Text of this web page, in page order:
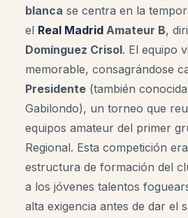
blanca se centra en la
el Real Madrid Amateur B,
Domínguez Crisol. El equipo
memorable, consagrándose
Presidente (también
Gabilondo), un torneo que
equipos amateur del primer
Regional. Esta competición
estructura de formación del
a los jóvenes talentos
alta exigencia antes de dar el